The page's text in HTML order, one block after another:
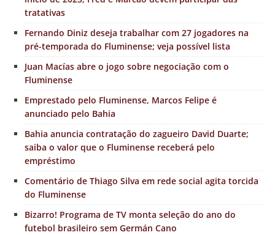
tratativas
Fernando Diniz deseja trabalhar com 27 jogadores na
pré-temporada do Fluminense; veja possível lista
Juan Macías abre o jogo sobre negociação com o
Fluminense
Emprestado pelo Fluminense, Marcos Felipe é
anunciado pelo Bahia
Bahia anuncia contratação do zagueiro David Duarte;
saiba o valor que o Fluminense receberá pelo
empréstimo
Comentário de Thiago Silva em rede social agita torcida
do Fluminense
Bizarro! Programa de TV monta seleção do ano do
futebol brasileiro sem Germán Cano